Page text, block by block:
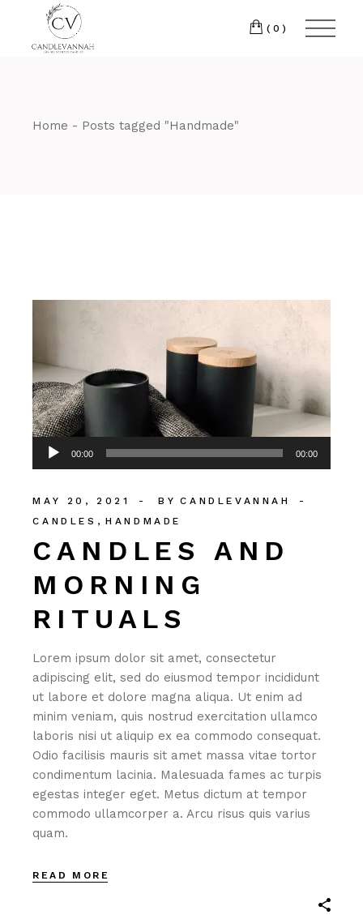
content
(0)
Home Posts tagged "Handmade"
Audio
00:00 00:00
MAY 20, 2021 BY CANDLEVANNAH
CANDLES
HANDMADE
CANDLES AND
MORNING
RITUALS
Lorem ipsum dolor sit amet, consectetur
adipiscing elit, sed do eiusmod tempor incididunt
ut labore et dolore magna aliqua. Ut enim ad
minim veniam, quis nostrud exercitation ullamco
laboris nisi ut aliquip ex ea commodo consequat.
Odio facilisis mauris sit amet massa vitae tortor
condimentum lacinia. Malesuada fames ac turpis
egestas integer eget. Metus dictum at tempor
commodo ullamcorper a. Arcu risus quis varius
quam.
READ MORE